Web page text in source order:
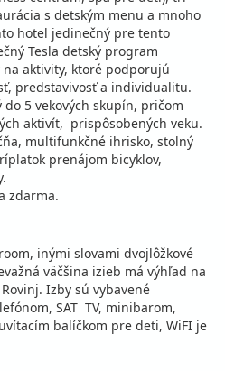
s detským menu a mnoho
hotel jedinečný pre tento
Tesla detský program
aktivity, ktoré podporujú
predstavivosť a individualitu.
5 vekových skupín, pričom
aktivít, prispôsobených veku.
multifunkčné ihrisko, stolný
prenájom bicyklov,
zdarma.
inými slovami dvojlôžkové
väčšina izieb má výhľad na
Izby sú vybavené
SAT TV, minibarom,
balíčkom pre deti, WiFI je